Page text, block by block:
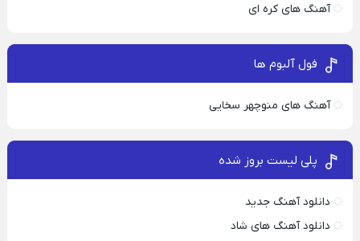
آهنگ های کره ای
فول آلبوم ها
آهنگ های منوچهر سخایی
پلی لیست بروز شده
دانلود آهنگ جدید
دانلود آهنگ های شاد